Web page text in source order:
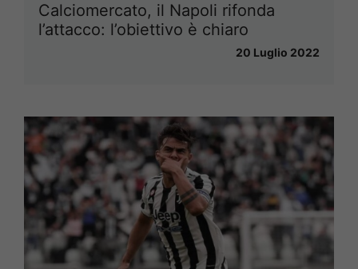
Calciomercato, il Napoli rifonda
l’attacco: l’obiettivo è chiaro
20 Luglio 2022